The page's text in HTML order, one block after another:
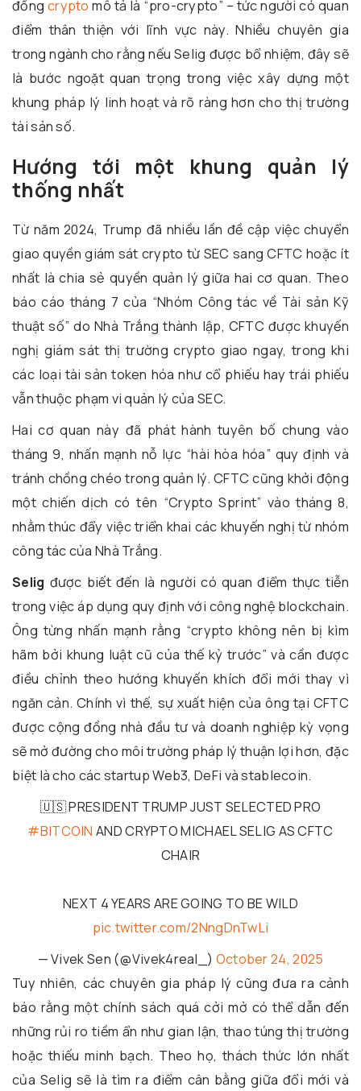
đồng crypto mô tả là “pro-crypto” – tức người có quan
điểm thân thiện với lĩnh vực này. Nhiều chuyên gia
trong ngành cho rằng nếu Selig được bổ nhiệm, đây sẽ
là bước ngoặt quan trọng trong việc xây dựng một
khung pháp lý linh hoạt và rõ ràng hơn cho thị trường
tài sản số.
Hướng tới một khung quản lý
thống nhất
Từ năm 2024, Trump đã nhiều lần đề cập việc chuyển
giao quyền giám sát crypto từ SEC sang CFTC hoặc ít
nhất là chia sẻ quyền quản lý giữa hai cơ quan. Theo
báo cáo tháng 7 của “Nhóm Công tác về Tài sản Kỹ
thuật số” do Nhà Trắng thành lập, CFTC được khuyến
nghị giám sát thị trường crypto giao ngay, trong khi
các loại tài sản token hóa như cổ phiếu hay trái phiếu
vẫn thuộc phạm vi quản lý của SEC.
Hai cơ quan này đã phát hành tuyên bố chung vào
tháng 9, nhấn mạnh nỗ lực “hài hòa hóa” quy định và
tránh chồng chéo trong quản lý. CFTC cũng khởi động
một chiến dịch có tên “Crypto Sprint” vào tháng 8,
nhằm thúc đẩy việc triển khai các khuyến nghị từ nhóm
công tác của Nhà Trắng.
Selig được biết đến là người có quan điểm thực tiễn
trong việc áp dụng quy định với công nghệ blockchain.
Ông từng nhấn mạnh rằng “crypto không nên bị kìm
hãm bởi khung luật cũ của thế kỷ trước” và cần được
điều chỉnh theo hướng khuyến khích đổi mới thay vì
ngăn cản. Chính vì thế, sự xuất hiện của ông tại CFTC
được cộng đồng nhà đầu tư và doanh nghiệp kỳ vọng
sẽ mở đường cho môi trường pháp lý thuận lợi hơn, đặc
biệt là cho các startup Web3, DeFi và stablecoin.
🇺🇸 PRESIDENT TRUMP JUST SELECTED PRO
#BITCOIN AND CRYPTO MICHAEL SELIG AS CFTC
CHAIR
NEXT 4 YEARS ARE GOING TO BE WILD
pic.twitter.com/2NngDnTwLi
— Vivek Sen (@Vivek4real_) October 24, 2025
Tuy nhiên, các chuyên gia pháp lý cũng đưa ra cảnh
báo rằng một chính sách quá cởi mở có thể dẫn đến
những rủi ro tiềm ẩn như gian lận, thao túng thị trường
hoặc thiếu minh bạch. Theo họ, thách thức lớn nhất
của Selig sẽ là tìm ra điểm cân bằng giữa đổi mới và